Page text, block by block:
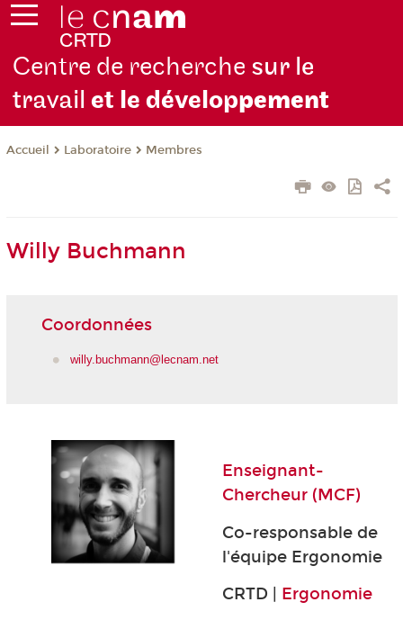
Centre de recherche sur le
travailet le développement
Accueil Laboratoire Membres
Willy Buchmann
Coordonnées
willy.buchmann@lecnam.net
Enseignant-
Chercheur (MCF)
Co-responsable de
l'équipe Ergonomie
CRTD | Ergonomie